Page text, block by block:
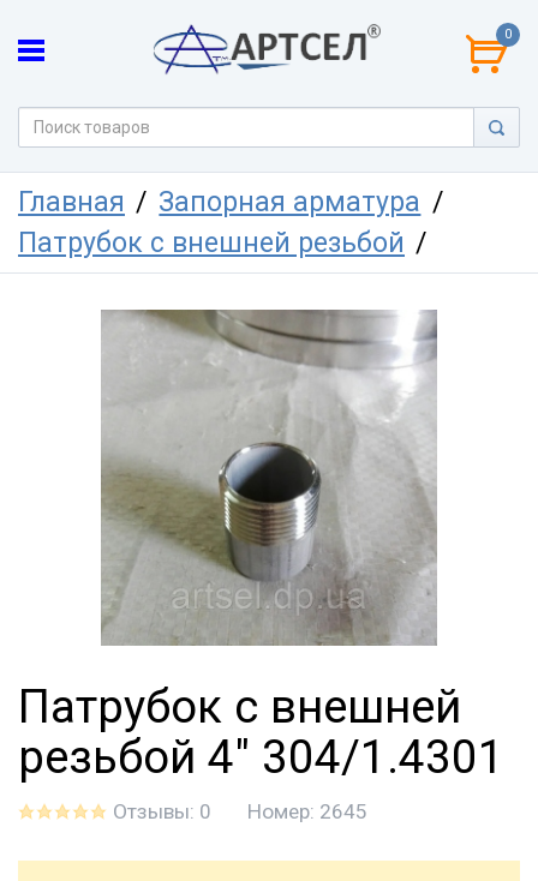
0
Главная
Запорная арматура
Патрубок с внешней резьбой
Патрубок с внешней
резьбой 4" 304/1.4301
Отзывы: 0 Номер: 2645